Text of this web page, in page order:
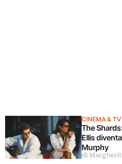
CINEMA & TV
The
Ellis
Murphy
di